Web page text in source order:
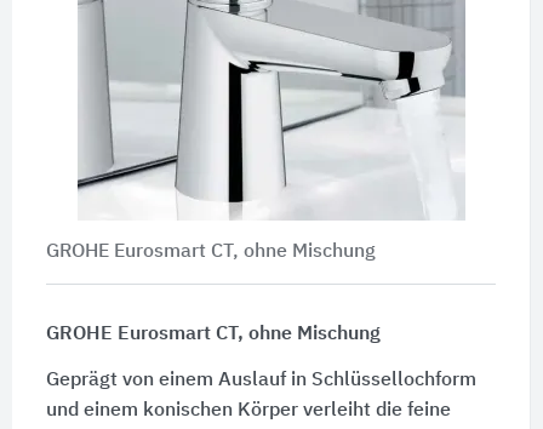
GROHE Eurosmart CT, ohne Mischung
GROHE Eurosmart CT, ohne Mischung
Geprägt von einem Auslauf in Schlüssellochform
und einem konischen Körper verleiht die feine